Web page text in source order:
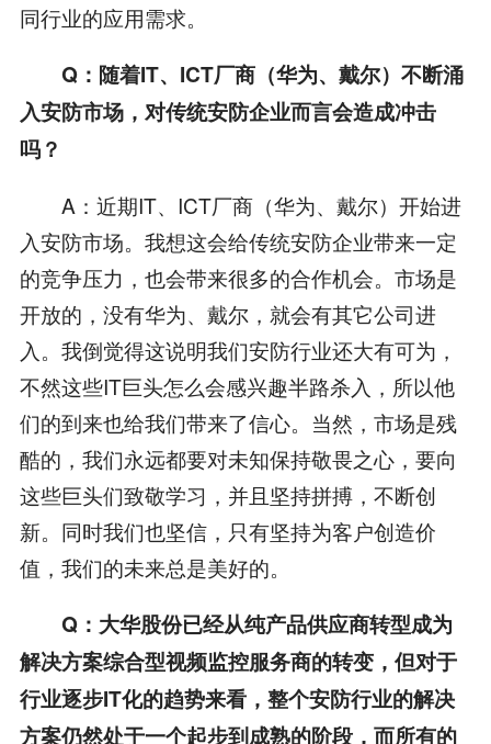
同行业的应用需求。
Q：随着IT、ICT厂商（华为、戴尔）不断涌
入安防市场，对传统安防企业而言会造成冲击
吗？
A：近期IT、ICT厂商（华为、戴尔）开始进
入安防市场。我想这会给传统安防企业带来一定
的竞争压力，也会带来很多的合作机会。市场是
开放的，没有华为、戴尔，就会有其它公司进
入。我倒觉得这说明我们安防行业还大有可为，
不然这些IT巨头怎么会感兴趣半路杀入，所以他
们的到来也给我们带来了信心。当然，市场是残
酷的，我们永远都要对未知保持敬畏之心，要向
这些巨头们致敬学习，并且坚持拼搏，不断创
新。同时我们也坚信，只有坚持为客户创造价
值，我们的未来总是美好的。
Q：大华股份已经从纯产品供应商转型成为
解决方案综合型视频监控服务商的转变，但对于
行业逐步IT化的趋势来看，整个安防行业的解决
方案仍然处于一个起步到成熟的阶段，而所有的